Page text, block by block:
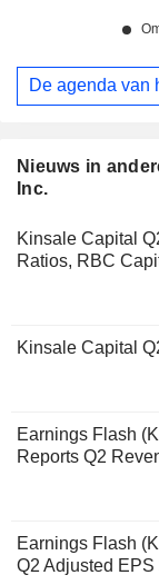
Nieuws in
Inc.
Kinsale Capital
Ratios, RBC
Kinsale Capital
Earnings Flash
Reports Q2
Earnings Flash
Q2 Adjusted
De agenda van